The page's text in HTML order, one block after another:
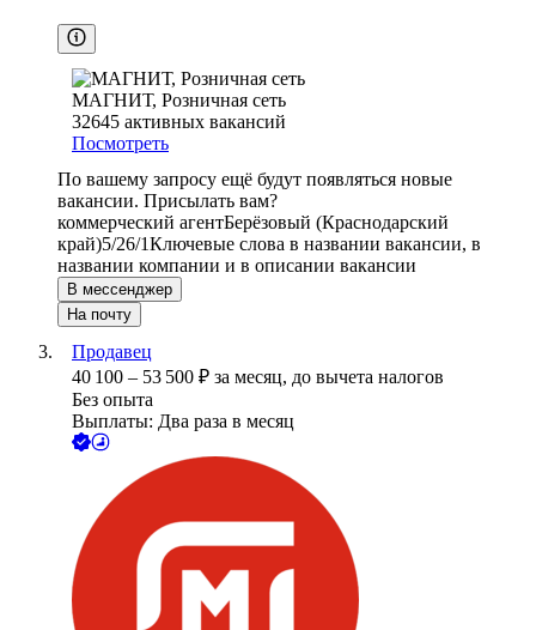
МАГНИТ, Розничная сеть
32645 активных вакансий
Посмотреть
По вашему запросу ещё будут появляться новые
вакансии. Присылать вам?
коммерческий агентБерёзовый (Краснодарский
край)5/26/1Ключевые слова в названии вакансии, в
названии компании и в описании вакансии
В мессенджер
На почту
Продавец
40 100 – 53 500 ₽ за месяц, до вычета налогов
Без опыта
Выплаты: Два раза в месяц